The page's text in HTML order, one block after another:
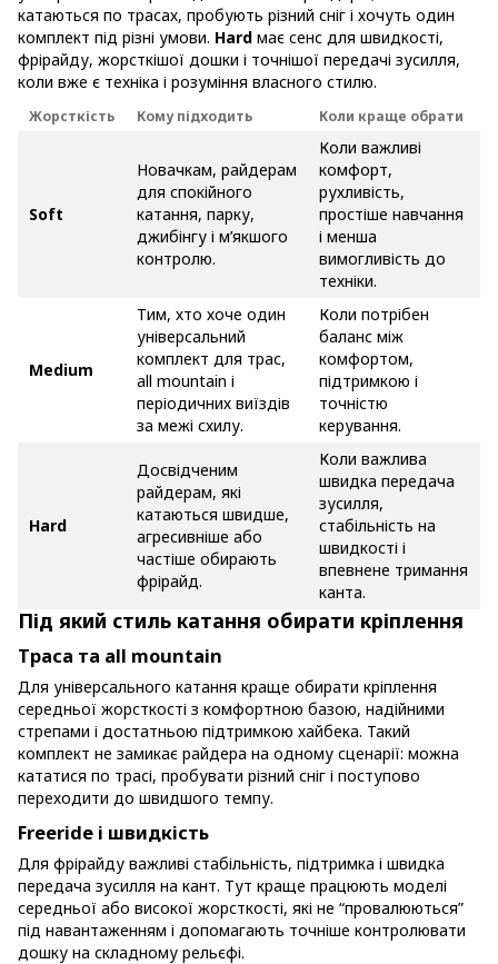
катаються по трасах, пробують різний сніг і хочуть один
комплект під різні умови. Hard має сенс для швидкості,
фрірайду, жорсткішої дошки і точнішої передачі зусилля,
коли вже є техніка і розуміння власного стилю.
Жорсткість Кому підходить Коли краще обрати
Soft
Новачкам, райдерам
для спокійного
катання, парку,
джибінгу і м’якшого
контролю.
Коли важливі
комфорт,
рухливість,
простіше навчання
і менша
вимогливість до
техніки.
Medium
Тим, хто хоче один
універсальний
комплект для трас,
all mountain і
періодичних виїздів
за межі схилу.
Коли потрібен
баланс між
комфортом,
підтримкою і
точністю
керування.
Hard
Досвідченим
райдерам, які
катаються швидше,
агресивніше або
частіше обирають
фрірайд.
Коли важлива
швидка передача
зусилля,
стабільність на
швидкості і
впевнене тримання
канта.
Під який стиль катання обирати кріплення
Траса та all mountain
Для універсального катання краще обирати кріплення
середньої жорсткості з комфортною базою, надійними
стрепами і достатньою підтримкою хайбека. Такий
комплект не замикає райдера на одному сценарії: можна
кататися по трасі, пробувати різний сніг і поступово
переходити до швидшого темпу.
Freeride і швидкість
Для фрірайду важливі стабільність, підтримка і швидка
передача зусилля на кант. Тут краще працюють моделі
середньої або високої жорсткості, які не “провалюються”
під навантаженням і допомагають точніше контролювати
дошку на складному рельєфі.